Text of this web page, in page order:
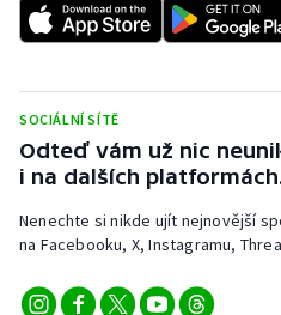
SOCIÁLNÍ SÍTĚ
Odteď vám už nic
i na dalších
Nenechte si nikde ujít nejnovější
na Facebooku, X, Instagramu,